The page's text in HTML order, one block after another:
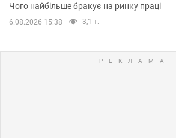
Чого найбільше бракує на ринку праці
6.08.2026 15:38 3,1 т.